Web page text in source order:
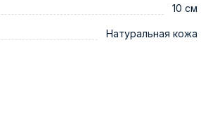
10 см
Натуральная кожа